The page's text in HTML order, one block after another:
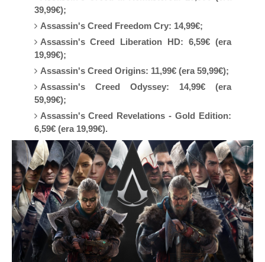
39,99€);
Assassin's Creed Freedom Cry: 14,99€;
Assassin's Creed Liberation HD: 6,59€ (era
19,99€);
Assassin's Creed Origins: 11,99€ (era 59,99€);
Assassin's Creed Odyssey: 14,99€ (era
59,99€);
Assassin's Creed Revelations - Gold Edition:
6,59€ (era 19,99€).